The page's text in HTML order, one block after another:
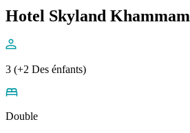
Hotel Skyland Khammam
3 (+2 Des énfants)
Double